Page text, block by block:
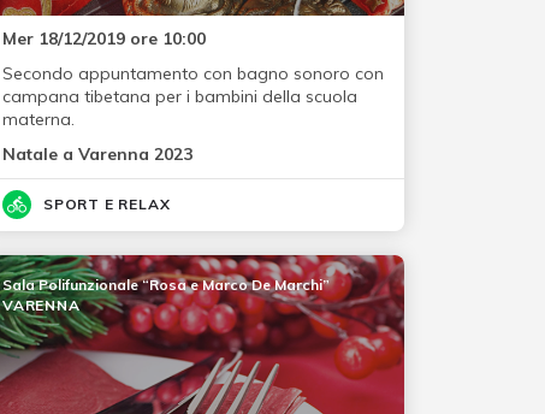
Mer 18/12/2019 ore 10:00
Secondo appuntamento con bagno sonoro con
campana tibetana per i bambini della scuola
materna.
Natale a Varenna 2023
SPORT E RELAX
Sala Polifunzionale “Rosa e Marco De Marchi”
VARENNA